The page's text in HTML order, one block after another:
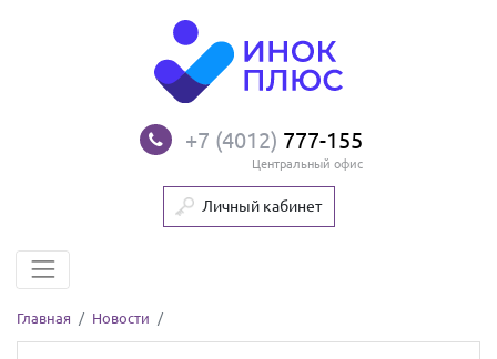
+7 (4012) 777-155
Центральный офис
Личный кабинет
Главная Новости